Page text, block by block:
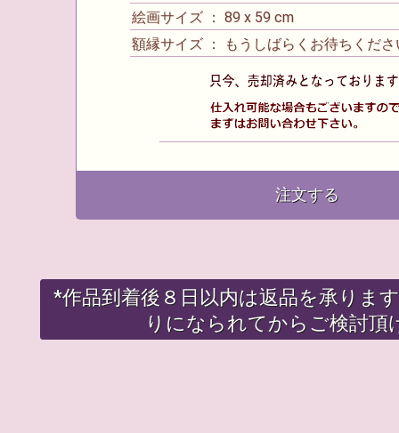
絵画サイズ ： 89 x 59 cm
額縁サイズ ： もうしばらくお待ちくだ
注文する
*作品到着後８日以内は返品を承りま
りになられてからご検討頂